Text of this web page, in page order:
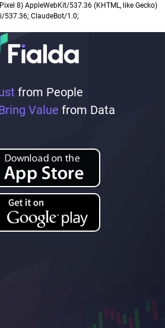
from People
Value from Data
8) AppleWebKit/537.36 (KHTML, like Gecko)
537.36; ClaudeBot/1.0;